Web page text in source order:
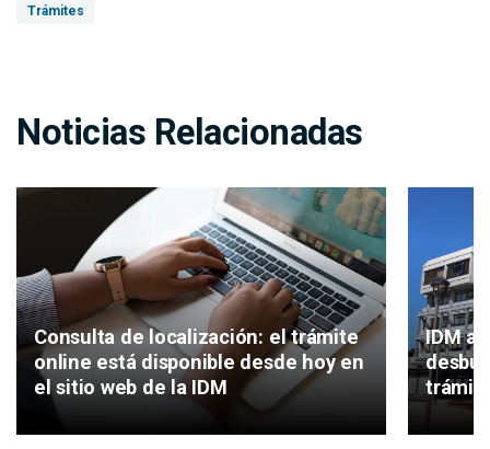
Trámites
Noticias Relacionadas
Consulta de localización: el trámite
online está disponible desde hoy en
el sitio web de la IDM
IDM